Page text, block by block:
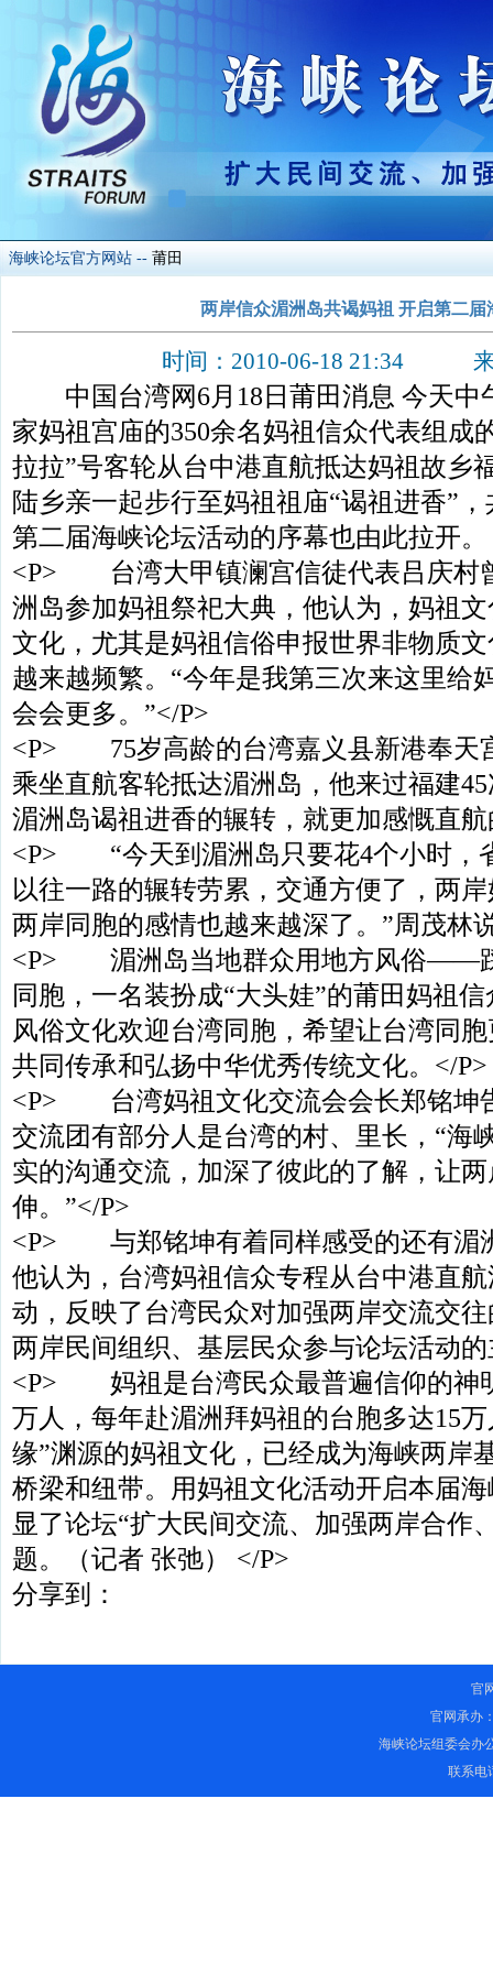
海峡论坛官方网站 -- 莆田
两岸信众湄洲岛共谒妈祖 开启第二届
时间：2010-06-18 21:34 来
中国台湾网6月18日莆田消息 今天中
家妈祖宫庙的350余名妈祖信众代表组成
拉拉”号客轮从台中港直航抵达妈祖故乡
陆乡亲一起步行至妈祖祖庙“谒祖进香”
第二届海峡论坛活动的序幕也由此拉开。
<P> 台湾大甲镇澜宫信徒代表吕庆村
洲岛参加妈祖祭祀大典，他认为，妈祖
文化，尤其是妈祖信俗申报世界非物质
越来越频繁。“今年是我第三次来这里给
会会更多。”</P>
<P> 75岁高龄的台湾嘉义县新港奉天
乘坐直航客轮抵达湄洲岛，他来过福建
湄洲岛谒祖进香的辗转，就更加感慨直
<P> “今天到湄洲岛只要花4个小时，
以往一路的辗转劳累，交通方便了，两
两岸同胞的感情也越来越深了。”周茂林
<P> 湄洲岛当地群众用地方风俗——
同胞，一名装扮成“大头娃”的莆田妈祖
风俗文化欢迎台湾同胞，希望让台湾同
共同传承和弘扬中华优秀传统文化。</P>
<P> 台湾妈祖文化交流会会长郑铭坤
交流团有部分人是台湾的村、里长，“海
实的沟通交流，加深了彼此的了解，让
伸。”</P>
<P> 与郑铭坤有着同样感受的还有湄
他认为，台湾妈祖信众专程从台中港直
动，反映了台湾民众对加强两岸交流交
两岸民间组织、基层民众参与论坛活动
<P> 妈祖是台湾民众最普遍信仰的神
万人，每年赴湄洲拜妈祖的台胞多达15
缘”渊源的妈祖文化，已经成为海峡两岸
桥梁和纽带。用妈祖文化活动开启本届
显了论坛“扩大民间交流、加强两岸合作
题。（记者 张弛） </P>
分享到：
官
官网承办
海峡论坛组委会
联系电